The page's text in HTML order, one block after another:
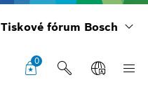
Tiskové fórum Bosch
0